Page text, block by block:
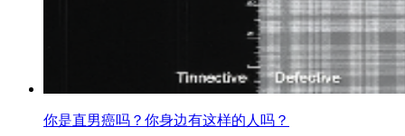
你是直男癌吗？你身边有这样的人吗？